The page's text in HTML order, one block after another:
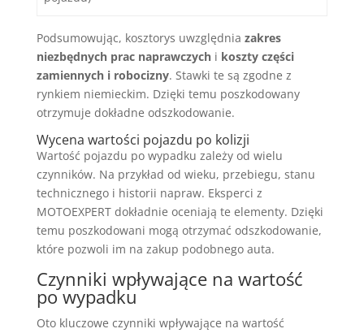
Podsumowując, kosztorys uwzględnia zakres
niezbędnych prac naprawczychi koszty części
zamiennych i robocizny. Stawki te są zgodne z
rynkiem niemieckim. Dzięki temu poszkodowany
otrzymuje dokładne odszkodowanie.
Wycena wartości pojazdu po kolizji
Wartość pojazdu po wypadku zależy od wielu
czynników. Na przykład od wieku, przebiegu, stanu
technicznego i historii napraw. Eksperci z
MOTOEXPERT dokładnie oceniają te elementy. Dzięki
temu poszkodowani mogą otrzymać odszkodowanie,
które pozwoli im na zakup podobnego auta.
Czynniki wpływające na wartość
po wypadku
Oto kluczowe czynniki wpływające na wartość